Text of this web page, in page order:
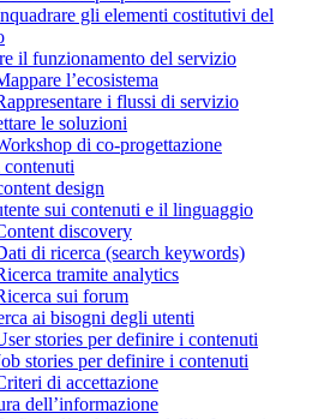
gli elementi costitutivi del
il funzionamento del servizio
l’ecosistema
i flussi di servizio
le soluzioni
di co-progettazione
contenuti
design
sui contenuti e il linguaggio
discovery
di ricerca (search keywords)
tramite analytics
sui forum
ai bisogni degli utenti
stories per definire i contenuti
stories per definire i contenuti
di accettazione
dell’informazione